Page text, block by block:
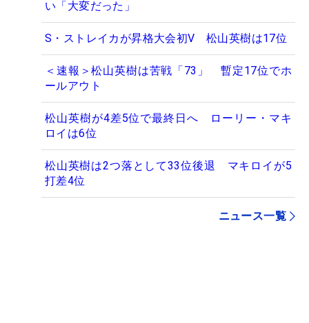
い「大変だった」
S・ストレイカが昇格大会初V 松山英樹は17位
＜速報＞松山英樹は苦戦「73」 暫定17位でホ
ールアウト
松山英樹が4差5位で最終日へ ローリー・マキ
ロイは6位
松山英樹は2つ落として33位後退 マキロイが5
打差4位
ニュース一覧